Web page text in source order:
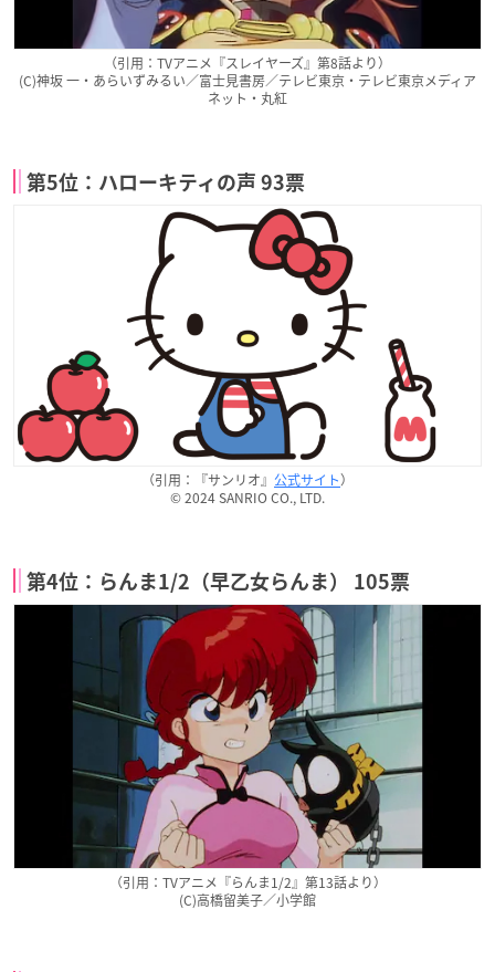
（引用：TVアニメ『スレイヤーズ』第8話より）
(C)神坂 一・あらいずみるい／富士見書房／テレビ東京・テレビ東京メディア
ネット・丸紅
第5位：ハローキティの声 93票
（引用：『サンリオ』 公式サイト）
© 2024 SANRIO CO., LTD.
第4位：らんま1/2（早乙女らんま） 105票
（引用：TVアニメ『らんま1/2』第13話より）
(C)高橋留美子／小学館